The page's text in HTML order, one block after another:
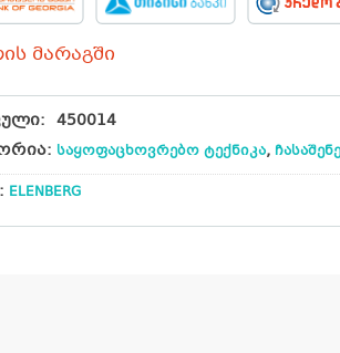
მარაგში
450014
საყოფაცხოვრებო ტექნიკა,
ELENBERG